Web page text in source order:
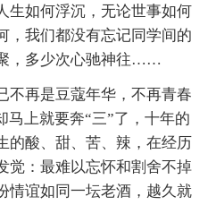
如何浮沉，无论世事如何
，我们都没有忘记同学间的
，多少次心驰神往……
不再是豆蔻年华，不再青春
马上就要奔“三”了，十年的
的酸、甜、苦、辣，在经历
觉：最难以忘怀和割舍不掉
情谊如同一坛老酒，越久就